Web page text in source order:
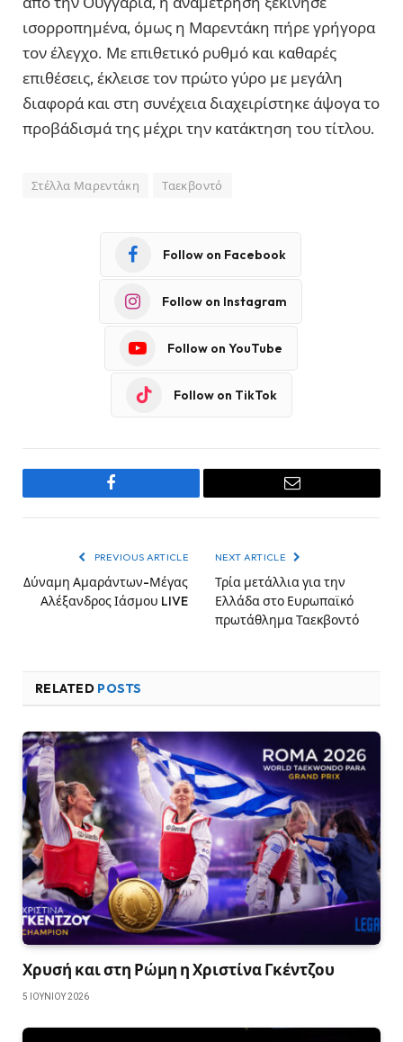
ισορροπημένα, όμως η Μαρεντάκη πήρε γρήγορα
τον έλεγχο. Με επιθετικό ρυθμό και καθαρές
επιθέσεις, έκλεισε τον πρώτο γύρο με μεγάλη
διαφορά και στη συνέχεια διαχειρίστηκε άψογα το
προβάδισμά της μέχρι την κατάκτηση του τίτλου.
Στέλλα Μαρεντάκη Ταεκβοντό
Follow on Facebook
Follow on Instagram
Follow on YouTube
Follow on TikTok
Facebook Email
PREVIOUS ARTICLE
Δύναμη Αμαράντων-Μέγας
Αλέξανδρος Ιάσμου LIVE
NEXT ARTICLE
Τρία μετάλλια για την
Ελλάδα στο Ευρωπαϊκό
πρωτάθλημα Ταεκβοντό
RELATED POSTS
Χρυσή και στη Ρώμη η Χριστίνα Γκέντζου
5 ΙΟΥΝΊΟΥ 2026